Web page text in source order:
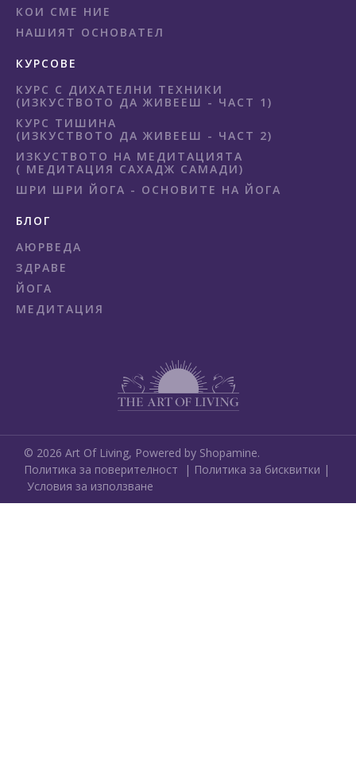
КОИ СМЕ НИЕ
НАШИЯТ ОСНОВАТЕЛ
КУРСОВЕ
КУРС С ДИХАТЕЛНИ ТЕХНИКИ
(ИЗКУСТВОТО ДА ЖИВЕЕШ - ЧАСТ 1)
КУРС ТИШИНА
(ИЗКУСТВОТО ДА ЖИВЕЕШ - ЧАСТ 2)
ИЗКУСТВОТО НА МЕДИТАЦИЯТА
( МЕДИТАЦИЯ САХАДЖ САМАДИ)
ШРИ ШРИ ЙОГА - ОСНОВИТЕ НА ЙОГА
БЛОГ
АЮРВЕДА
ЗДРАВЕ
ЙОГА
МЕДИТАЦИЯ
© 2026 Art Of Living, Powered by Shopamine.
Политика за поверителност | Политика за бисквитки |
Условия за използване